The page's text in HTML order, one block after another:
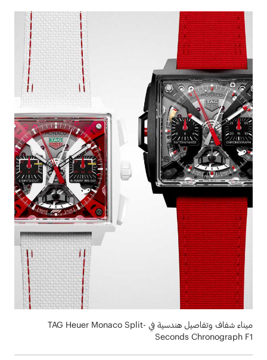
ميناء شفاف وتفاصيل هندسية في TAG Heuer Monaco Split-
Seconds Chronograph F1